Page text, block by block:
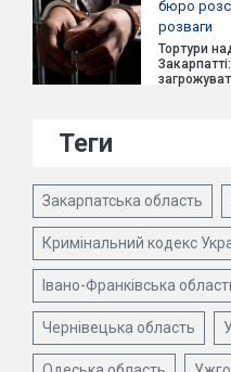
бюро
розваги
Тортури
Теги
Закарпатська область
Кримінальний кодекс
Івано-Франківська
Чернівецька область